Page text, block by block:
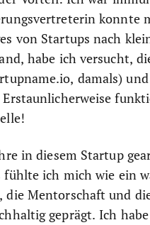
konnte
von Startups nach
habe ich versucht,
damals)
Erstaunlicherweise
in diesem Startup
fühlte ich mich wie ein
die Mentorschaft und
geprägt. Ich